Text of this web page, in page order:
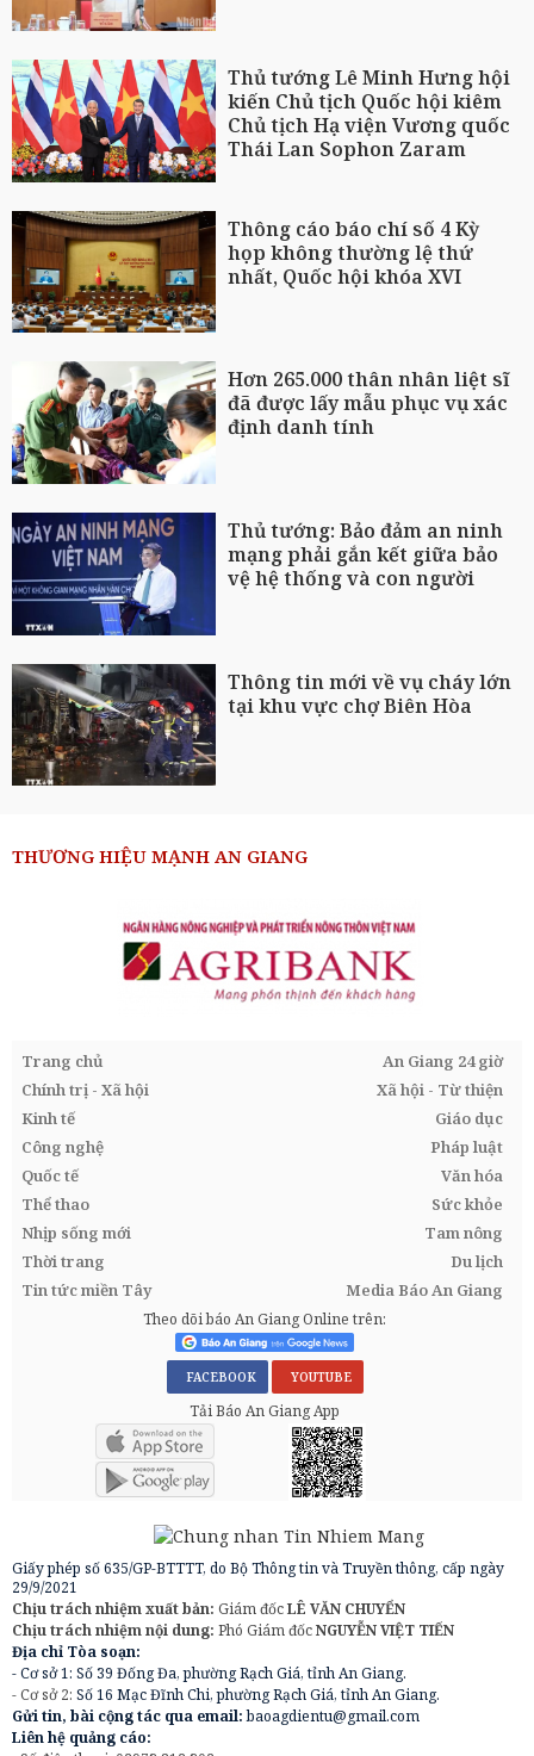
Thủ tướng Lê Minh Hưng hội
kiến Chủ tịch Quốc hội kiêm
Chủ tịch Hạ viện Vương quốc
Thái Lan Sophon Zaram
Thông cáo báo chí số 4 Kỳ
họp không thường lệ thứ
nhất, Quốc hội khóa XVI
Hơn 265.000 thân nhân liệt sĩ
đã được lấy mẫu phục vụ xác
định danh tính
Thủ tướng: Bảo đảm an ninh
mạng phải gắn kết giữa bảo
vệ hệ thống và con người
Thông tin mới về vụ cháy lớn
tại khu vực chợ Biên Hòa
THƯƠNG HIỆU MẠNH AN GIANG
Trang chủ
An Giang 24 giờ
Chính trị - Xã hội
Xã hội - Từ thiện
Kinh tế
Giáo dục
Công nghệ
Pháp luật
Quốc tế
Văn hóa
Thể thao
Sức khỏe
Nhịp sống mới
Tam nông
Thời trang
Du lịch
Tin tức miền Tây
Media Báo An Giang
Theo dõi báo An Giang Online trên:
FACEBOOK YOUTUBE
Tải Báo An Giang App
Giấy phép số 635/GP-BTTTT, do Bộ Thông tin và Truyền thông, cấp ngày
29/9/2021
Chịu trách nhiệm xuất bản: Giám đốcLÊ VĂN CHUYỂN
Chịu trách nhiệm nội dung: Phó Giám đốcNGUYỄN VIỆT TIẾN
Địa chỉ Tòa soạn:
- Cơ sở 1: Số 39 Đống Đa, phường Rạch Giá, tỉnh An Giang.
- Cơ sở 2: Số 16 Mạc Đĩnh Chi, phường Rạch Giá, tỉnh An Giang.
Gửi tin, bài cộng tác qua email:baoagdientu@gmail.com
Liên hệ quảng cáo: